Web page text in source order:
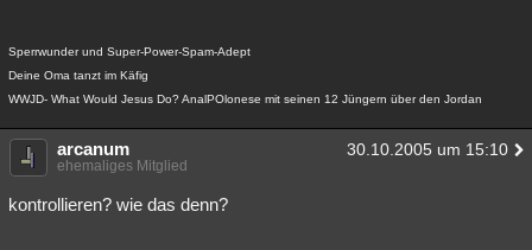
Sperrwunder und Super-Power-Spam-Adept
Deine Oma tanzt im Käfig
WWJD- What Would Jesus Do? AnalPOlonese mit seinen 12 Jüngern über den Jordan
arcanum 30.10.2005 um 15:10
ehemaliges Mitglied
kontrollieren? wie das denn?